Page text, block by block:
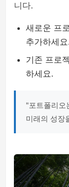
니다.
새로운 프
추가하세
기존 프로
하세요.
"포트폴리오
미래의 성장